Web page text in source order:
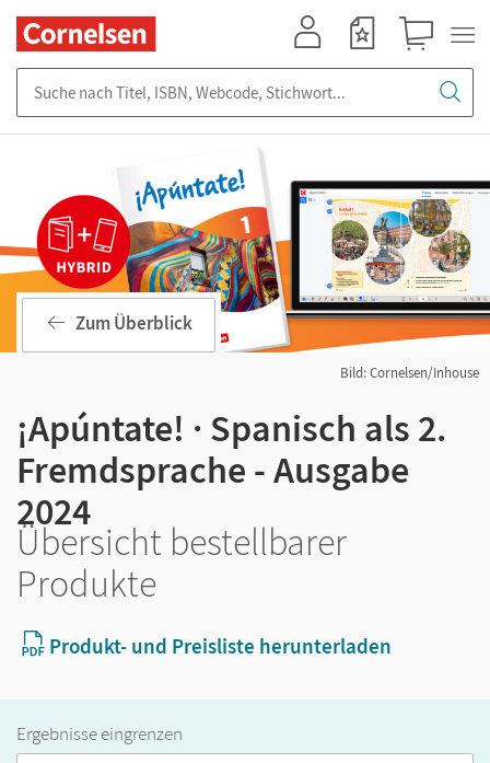
Bild: Cornelsen/Inhouse
Zum Überblick
¡Apúntate! · Spanisch als 2.
Fremdsprache - Ausgabe
2024
Übersicht bestellbarer
Produkte
Produkt- und Preisliste herunterladen
Ergebnisse eingrenzen